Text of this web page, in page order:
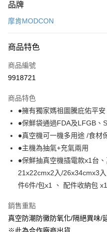
信用卡一次付款
Apple Pay
悠遊付
全盈+PAY
大哥付你分期
相關說明
【大哥付你分期使用說明】
1.本服務由台灣大哥大提供，台灣
2.付款方式選擇「大哥付你分期」
流程，驗證手機門號後，選擇欲分
成交易。
3.實際核准額度、可分期數及費用
消。如遇「轉專審核」未通過狀況
法說明評估內容。
ATM付款
運送方式
每筆NT$150，滿NT$299(含以
品牌
摩肯MODCON
商品特色
商品編號
9918721
商品特色
●擁有獨家媽祖圖騰庇佑平安
●保鮮袋通過FDA及LFGB、
●真空機可一機多用途 /食材
●主機為抽氣+充氣兩用
●保鮮抽真空機插電款x1台
21x22cmx2入/26x34cmx3
件6件/包x1 、 配件收納包 x1
銷售重點
真空防潮防黴防氧化/隔絕異味/